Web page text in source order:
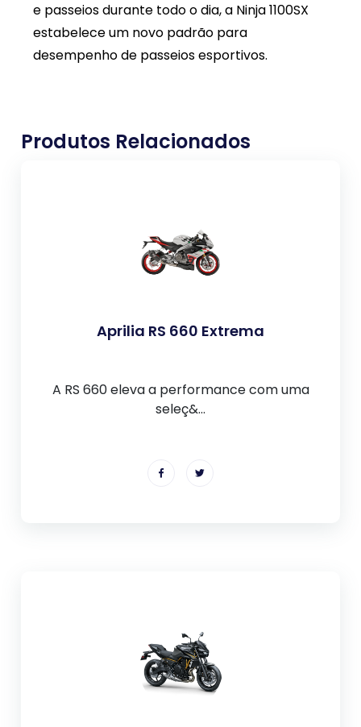
e passeios durante todo o dia, a Ninja 1100SX
estabelece um novo padrão para
desempenho de passeios esportivos.
Produtos Relacionados
Aprilia RS 660 Extrema
A RS 660 eleva a performance com uma
seleç&...